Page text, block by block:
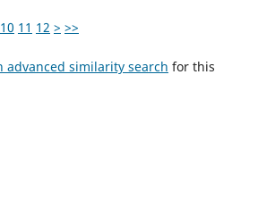
10 11 12 > >>
advanced similarity search for this